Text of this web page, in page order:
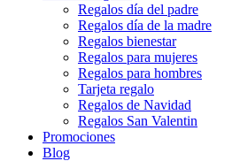
Regalos día del padre
Regalos día de la madre
Regalos bienestar
Regalos para mujeres
Regalos para hombres
Tarjeta regalo
Regalos de Navidad
Regalos San Valentin
Promociones
Blog